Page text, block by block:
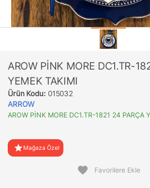
AROW PİNK MORE DC1.TR-
YEMEK TAKIMI
Ürün Kodu: 015032
ARROW
AROW PİNK MORE DC1.TR-1821 24 PARÇA
star Mağaza Özel
favorite Favorilere Ekle